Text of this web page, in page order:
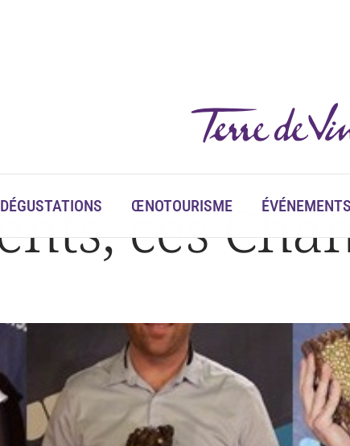
DÉGUSTATIONS ŒNOTOURISME ÉVÉNEMENTS
ces